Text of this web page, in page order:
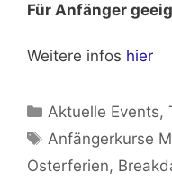
Für Anfänger
Weitere infos hier
Kategorien
Aktuelle Events,
Schlagwörter
Anfängerkurse
Osterferien,